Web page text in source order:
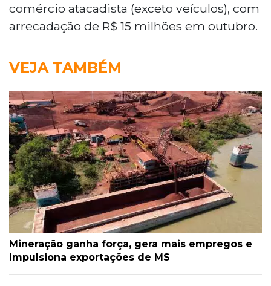
comércio atacadista (exceto veículos), com
arrecadação de R$ 15 milhões em outubro.
VEJA TAMBÉM
Mineração ganha força, gera mais empregos e
impulsiona exportações de MS